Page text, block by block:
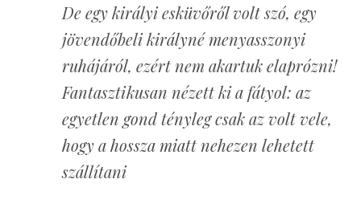
De egy királyi esküvőről volt szó, egy
jövendőbeli királyné menyasszonyi
ruhájáról, ezért nem akartuk elaprózni!
Fantasztikusan nézett ki a fátyol: az
egyetlen gond tényleg csak az volt vele,
hogy a hossza miatt nehezen lehetett
szállítani